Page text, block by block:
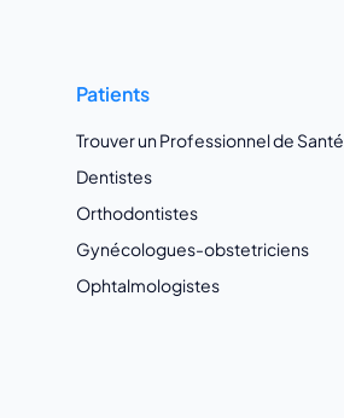
Patients
Trouver un Professionnel de Santé
Dentistes
Orthodontistes
Gynécologues-obstetriciens
Ophtalmologistes